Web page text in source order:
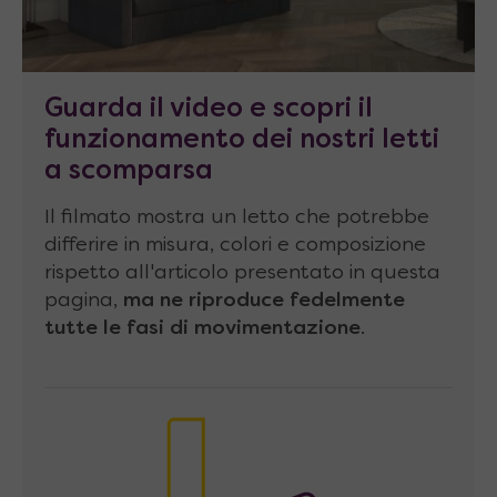
realizzata consolidi pannelli di 28 mm di
spessorein melaminico classe E1 conforme
alla normativa CEE, per garantirvi solidità e
sicurezza.
Frontale del letto
di spessore di 18 mm, in melaminico classe E1
conforme alla normativa CEE.
Schienale composto da 3 pannelli di
compensato di spessore 8 mm collegati
Guarda il video e scopri il
funzionamento dei nostri letti
a scomparsa
Il filmato mostra un letto che potrebbe
differire in misura, colori e composizione
rispetto all'articolo presentato in questa
pagina, ma ne riproduce fedelmente
tutte le fasi di movimentazione.